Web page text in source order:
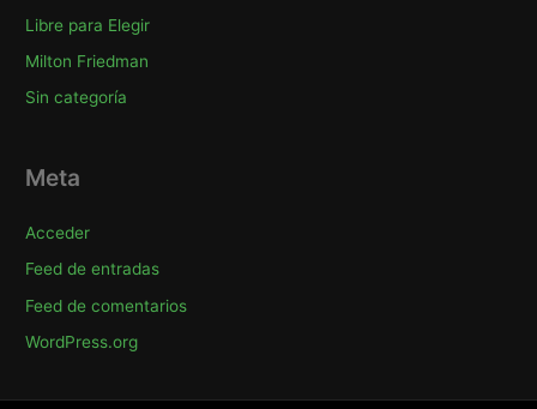
Libre para Elegir
Milton Friedman
Sin categoría
Meta
Acceder
Feed de entradas
Feed de comentarios
WordPress.org